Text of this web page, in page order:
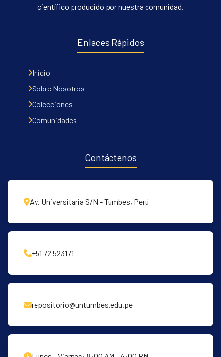
Communities & Collections
científico producido por nuestra comunidad.
Enlaces Rápidos
Inicio
Sobre Nosotros
Colecciones
Comunidades
Contáctenos
Av. Universitaria S/N - Tumbes, Perú
+51 72 523171
repositorio@untumbes.edu.pe